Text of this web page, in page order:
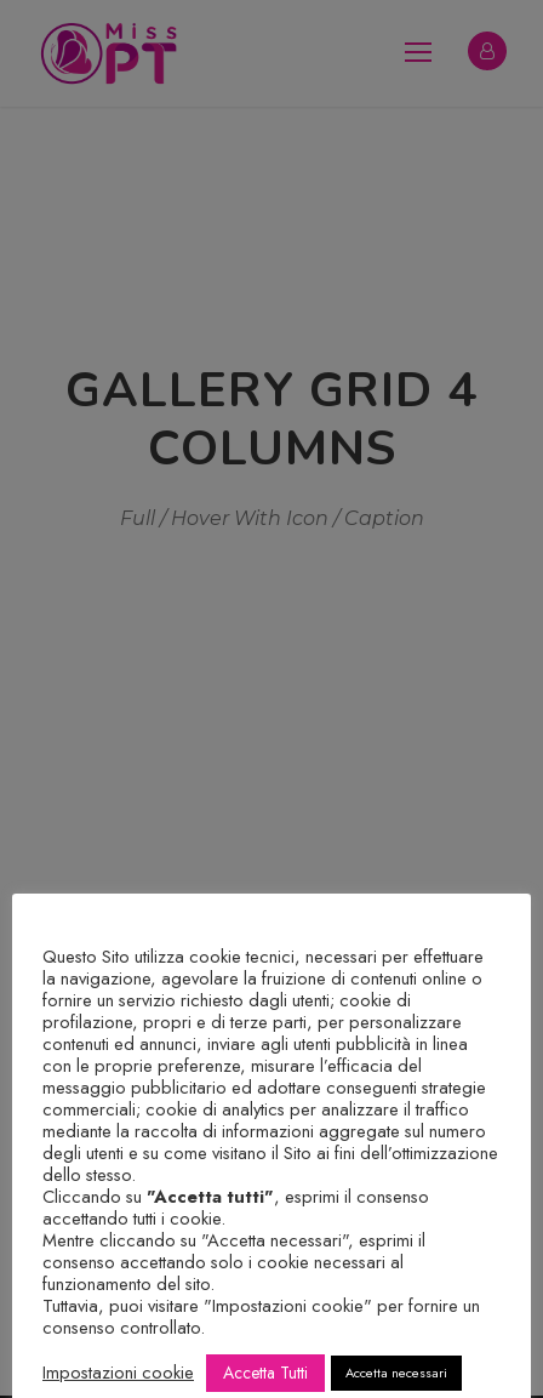
GALLERY GRID 4
COLUMNS
Full / Hover With Icon / Caption
Questo Sito utilizza cookie tecnici, necessari per effettuare
la navigazione, agevolare la fruizione di contenuti online o
fornire un servizio richiesto dagli utenti; cookie di
profilazione, propri e di terze parti, per personalizzare
contenuti ed annunci, inviare agli utenti pubblicità in linea
con le proprie preferenze, misurare l’efficacia del
messaggio pubblicitario ed adottare conseguenti strategie
commerciali; cookie di analytics per analizzare il traffico
mediante la raccolta di informazioni aggregate sul numero
degli utenti e su come visitano il Sito ai fini dell’ottimizzazione
dello stesso.
Cliccando su "Accetta tutti", esprimi il consenso
accettando tutti i cookie.
Mentre cliccando su "Accetta necessari", esprimi il
consenso accettando solo i cookie necessari al
funzionamento del sito.
Tuttavia, puoi visitare "Impostazioni cookie" per fornire un
consenso controllato.
Impostazioni cookie
Accetta Tutti Accetta necessari